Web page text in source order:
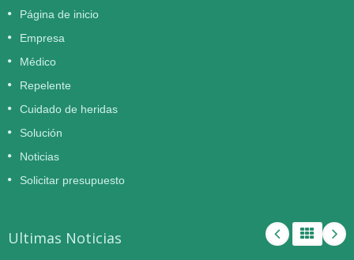
Página de inicio
Empresa
Médico
Repelente
Cuidado de heridas
Solución
Noticias
Solicitar presupuesto
Ultimas Noticias